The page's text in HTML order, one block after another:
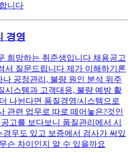
니다
경영
희망하는 취준생입니다 채용공고
서 질문드립니다 제가 이해하기론
공정관리, 불량 원인 분석 위주
시스템과 고객대응, 불량 예방 활
나뉜다면 품질경영/시스템으로
관련 업무로 따로 떼어놓은?것인
고를 보다보니 품질관리에서 시
우도 있고 보증에서 검사가 써있
슨 차이인지 알 수 있을까요